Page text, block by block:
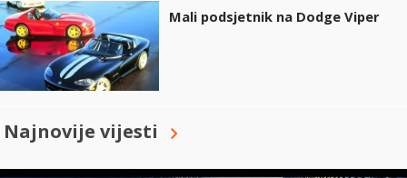
Mali podsjetnik na Dodge Viper
Najnovije vijesti